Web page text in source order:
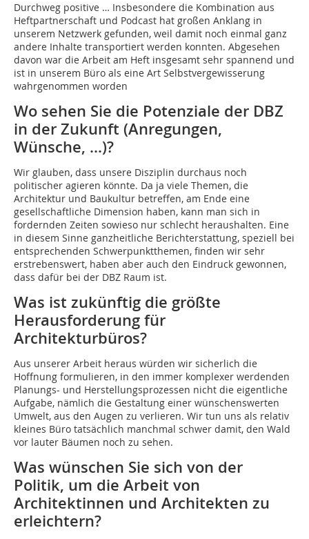
Durchweg positive … Insbesondere die Kombination aus
Heftpartnerschaft und Podcast hat großen Anklang in
unserem Netzwerk gefunden, weil damit noch einmal ganz
andere Inhalte transportiert werden konnten. Abgesehen
davon war die Arbeit am Heft insgesamt sehr spannend und
ist in unserem Büro als eine Art Selbstvergewisserung
wahrgenommen worden
Wo sehen Sie die Potenziale der DBZ
in der Zukunft (Anregungen,
Wünsche, …)?
Wir glauben, dass unsere Disziplin durchaus noch
politischer agieren könnte. Da ja viele Themen, die
Architektur und Baukultur betreffen, am Ende eine
gesellschaftliche Dimension haben, kann man sich in
fordernden Zeiten sowieso nur schlecht heraushalten. Eine
in diesem Sinne ganzheitliche Berichterstattung, speziell bei
entsprechenden Schwerpunktthemen, finden wir sehr
erstrebenswert, haben aber auch den Eindruck gewonnen,
dass dafür bei der DBZ Raum ist.
Was ist zukünftig die größte
Herausforderung für
Architekturbüros?
Aus unserer Arbeit heraus würden wir sicherlich die
Hoffnung formulieren, in den immer komplexer werdenden
Planungs- und Herstellungsprozessen nicht die eigentliche
Aufgabe, nämlich die Gestaltung einer wünschenswerten
Umwelt, aus den Augen zu verlieren. Wir tun uns als relativ
kleines Büro tatsächlich manchmal schwer damit, den Wald
vor lauter Bäumen noch zu sehen.
Was wünschen Sie sich von der
Politik, um die Arbeit von
Architektinnen und Architekten zu
erleichtern?